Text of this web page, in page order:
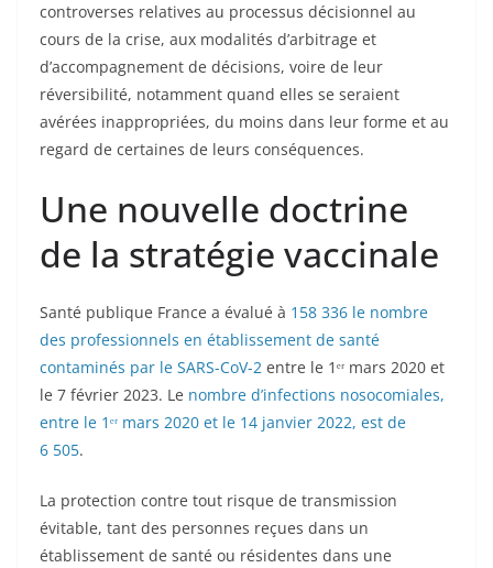
controverses relatives au processus décisionnel au
cours de la crise, aux modalités d’arbitrage et
d’accompagnement de décisions, voire de leur
réversibilité, notamment quand elles se seraient
avérées inappropriées, du moins dans leur forme et au
regard de certaines de leurs conséquences.
Une nouvelle doctrine
de la stratégie vaccinale
Santé publique France a évalué à 158 336 le nombre
des professionnels en établissement de santé
contaminés par le SARS-CoV-2 entre le 1ᵉʳ mars 2020 et
le 7 février 2023. Le nombre d’infections nosocomiales,
entre le 1ᵉʳ mars 2020 et le 14 janvier 2022, est de
6 505.
La protection contre tout risque de transmission
évitable, tant des personnes reçues dans un
établissement de santé ou résidentes dans une